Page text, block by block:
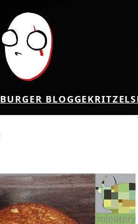
BURGER BLOGGEKRITZEL